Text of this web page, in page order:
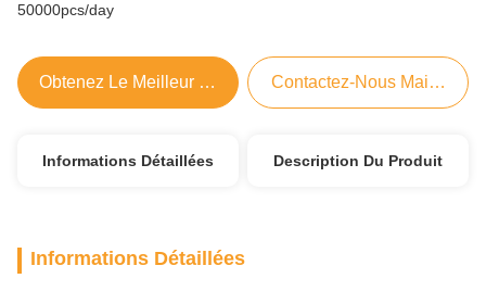
50000pcs/day
Obtenez Le Meilleur Prix Contactez-Nous Maintenant
Informations Détaillées Description Du Produit
Informations Détaillées